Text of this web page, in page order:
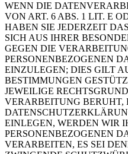
WENN DIE
VON ART. 6 ABS. 1 LIT. E
HABEN SIE JEDERZEIT
SICH AUS IHRER
GEGEN DIE
PERSONENBEZOGENEN
EINZULEGEN; DIES GILT
BESTIMMUNGEN
JEWEILIGE
VERARBEITUNG BERUHT,
EINLEGEN, WERDEN WIR
PERSONENBEZOGENEN
VERARBEITEN, ES SEI